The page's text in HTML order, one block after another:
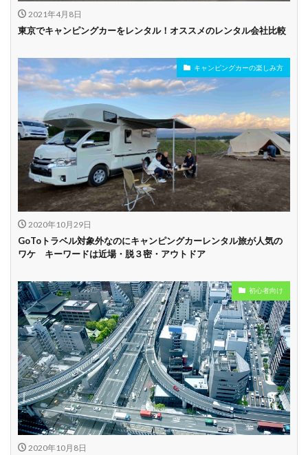
2021年4月8日
東京でキャンピングカーをレンタル！オススメのレンタル会社比較
キャンピングカーの楽しみ方
2020年10月29日
GoToトラベル対象外なのにキャンピングカーレンタル旅が人気の
ワケ キーワードは近場・脱３密・アウトドア
初心者向け
2020年10月8日